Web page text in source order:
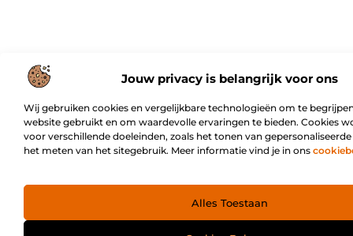
Jouw privacy is belangrijk voor ons
Wij gebruiken cookies en vergelijkbare technologieën om te
website gebruikt en om waardevolle ervaringen te bieden. Cookies
voor verschillende doeleinden, zoals het tonen van
het meten van het sitegebruik. Meer informatie vind je in ons
Alles Toestaan